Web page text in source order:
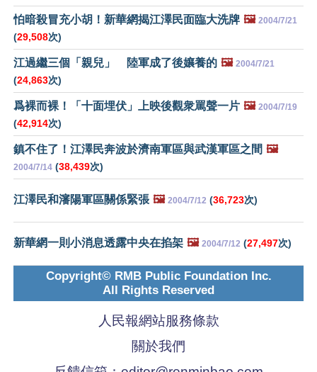
怕暗殺冒充小胡！新華網揭江澤民面臨大洗牌 🖼️ 2004/7/21
(29,508次)
江過繼三個「親兒」 陸軍成了後孃養的 🖼️ 2004/7/21
(24,863次)
爲裸而裸！「十面埋伏」上映後觀衆罵聲一片 🖼️ 2004/7/19
(42,914次)
鎮不住了！江澤民奔波於濟南軍區與武漢軍區之間 🖼️
2004/7/14 (38,439次)
江澤民和瀋陽軍區關係緊張 🖼️ 2004/7/12 (36,723次)
新華網一則小消息透露中央在掐架 🖼️ 2004/7/12 (27,497次)
Copyright© RMB Public Foundation Inc.
All Rights Reserved
人民報網站服務條款
關於我們